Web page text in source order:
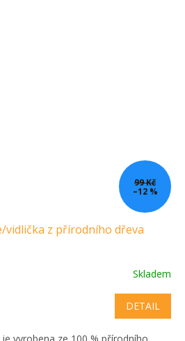
99 Kč
–12 %
vidlička z přírodního dřeva
Skladem
DETAIL